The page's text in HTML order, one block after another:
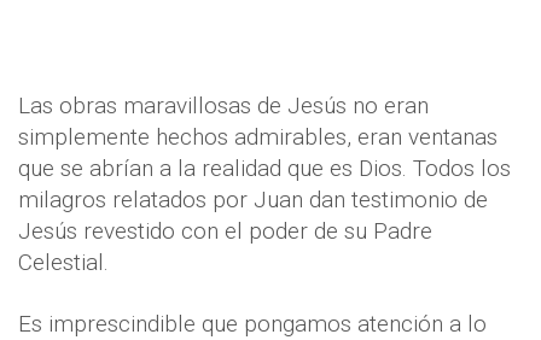
Las obras maravillosas de Jesús no eran
simplemente hechos admirables, eran ventanas
que se abrían a la realidad que es Dios. Todos los
milagros relatados por Juan dan testimonio de
Jesús revestido con el poder de su Padre
Celestial.
Es imprescindible que pongamos atención a lo